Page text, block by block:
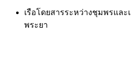
เรือโดยสารระหว่างชุมพรและ
พระยา